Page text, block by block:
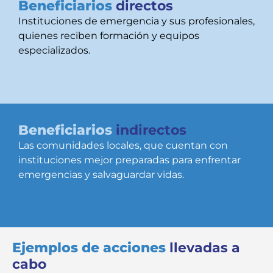
Beneficiarios directos
Instituciones de emergencia y sus profesionales,
quienes reciben formación y equipos
especializados.
Beneficiarios indirectos
Las comunidades locales, que cuentan con
instituciones mejor preparadas para enfrentar
emergencias y salvaguardar vidas.
Ejemplos de acciones llevadas a
cabo